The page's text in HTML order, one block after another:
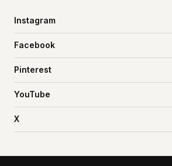
Instagram
Facebook
Pinterest
YouTube
X